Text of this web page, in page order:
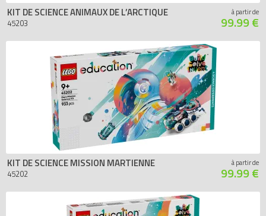
KIT DE SCIENCE ANIMAUX DE L’ARCTIQUE
45203
à partir de
99.99 €
KIT DE SCIENCE MISSION MARTIENNE
45202
à partir de
99.99 €